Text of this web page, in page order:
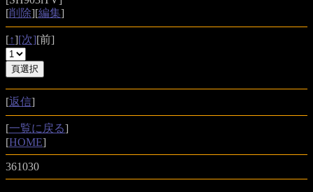
[削除][編集]
[↑][次][前]
[返信]
[一覧に戻る]
[HOME]
361030